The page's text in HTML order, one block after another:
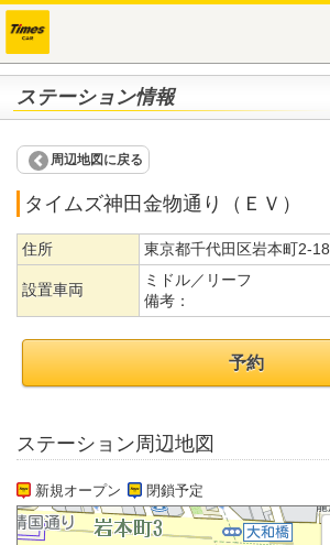
ステーション情報
周辺地図に戻る
タイムズ神田金物通り（ＥＶ）
住所 東京都千代田区岩本町2-18
設置車両
ミドル／リーフ
備考：
予約
ステーション周辺地図
新規オープン 閉鎖予定